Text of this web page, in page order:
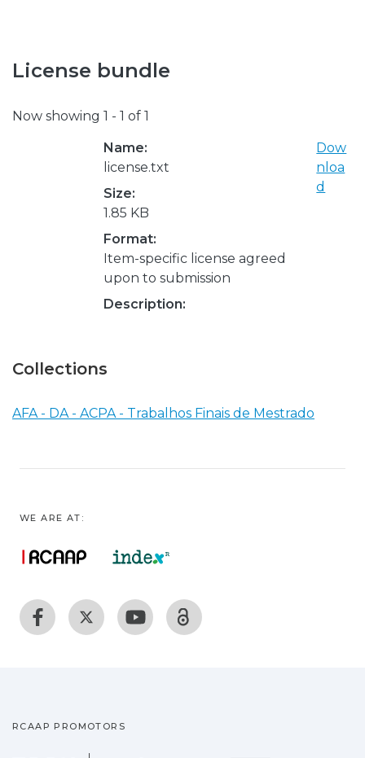
License bundle
Now showing 1 - 1 of 1
Name:
license.txt
Size:
1.85 KB
Format:
Item-specific license agreed
upon to submission
Description:
Dow
nloa
d
Collections
AFA - DA - ACPA - Trabalhos Finais de Mestrado
WE ARE AT:
RCAAP PROMOTORS